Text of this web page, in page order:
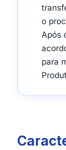
o
Após
para